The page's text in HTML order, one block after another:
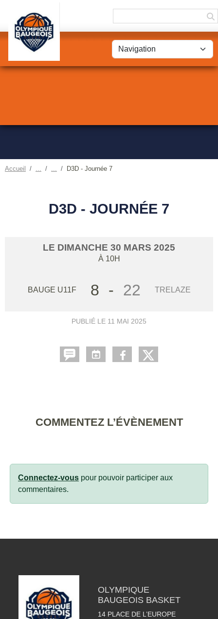
Accueil D3D - Journée 7
D3D - JOURNÉE 7
LE DIMANCHE 30 MARS 2025
À 10H
BAUGE U11F 8 - 22 TRELAZE
PUBLIÉ LE 11 MAI 2025
COMMENTEZ L’ÉVÈNEMENT
Connectez-vous pour pouvoir participer aux
commentaires.
OLYMPIQUE
BAUGEOIS BASKET
14 PLACE DE L’EUROPE